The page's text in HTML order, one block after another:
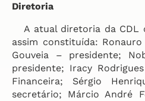
Diretoria
A atual diretoria da CDL
assim constituída:
Gouveia – presidente;
presidente; Iracy
Financeira; Sérgio
secretário; Márcio André